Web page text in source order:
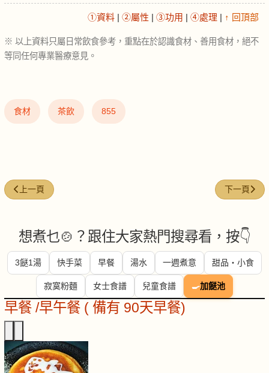
①資料 | ②屬性 | ③功用 | ④處理 | ↑ 回頂部
※ 以上資料只屬日常飲食參考，重點在於認識食材、善用食材，絕不
等同任何專業醫療意見。
食材 茶飲 855
上一篇文章: 蠔油 (Oyster sauce)
上一頁 下一篇文
下一頁
想煮乜🍲？跟住大家熱門搜尋看，按👇
3餸1湯 快手菜 早餐 湯水 一週煮意 甜品・小食
寂寞粉麵 女士食譜 兒童食譜 🍳加餸池
早餐 /早午餐 ( 備有 90天早餐)